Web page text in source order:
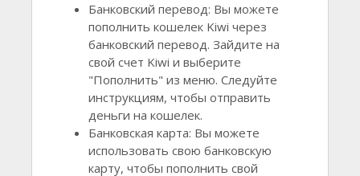
Банковский перевод: Вы можете
пополнить кошелек Kiwi через
банковский перевод. Зайдите на
свой счет Kiwi и выберите
"Пополнить" из меню. Следуйте
инструкциям, чтобы отправить
деньги на кошелек.
Банковская карта: Вы можете
использовать свою банковскую
карту, чтобы пополнить свой